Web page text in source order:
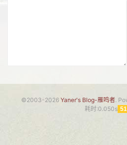
©2003-2026 Yaner's Blog-雁鸣者.
耗时:0.050s